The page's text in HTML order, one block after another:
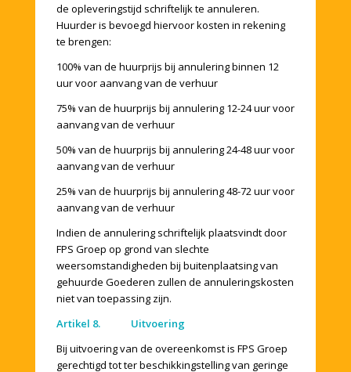
de opleveringstijd schriftelijk te annuleren.
Huurder is bevoegd hiervoor kosten in rekening
te brengen:
100% van de huurprijs bij annulering binnen 12
uur voor aanvang van de verhuur
75% van de huurprijs bij annulering 12-24 uur voor
aanvang van de verhuur
50% van de huurprijs bij annulering 24-48 uur voor
aanvang van de verhuur
25% van de huurprijs bij annulering 48-72 uur voor
aanvang van de verhuur
Indien de annulering schriftelijk plaatsvindt door
FPS Groep op grond van slechte
weersomstandigheden bij buitenplaatsing van
gehuurde Goederen zullen de annuleringskosten
niet van toepassing zijn.
Artikel 8. Uitvoering
Bij uitvoering van de overeenkomst is FPS Groep
gerechtigd tot ter beschikkingstelling van geringe